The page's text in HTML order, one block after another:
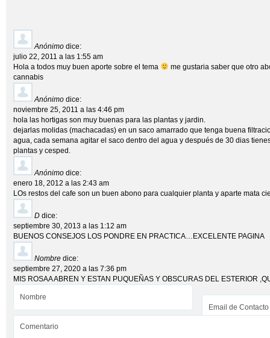
Anónimo dice:
julio 22, 2011 a las 1:55 am
Hola a todos muy buen aporte sobre el tema
me gustaria saber que otro
cannabis
Anónimo dice:
noviembre 25, 2011 a las 4:46 pm
hola las hortigas son muy buenas para las plantas y jardin.
dejarlas molidas (machacadas) en un saco amarrado que tenga buena
agua, cada semana agitar el saco dentro del agua y después de 30 dias
plantas y cesped.
Anónimo dice:
enero 18, 2012 a las 2:43 am
LOs restos del cafe son un buen abono para cualquier planta y aparte mata
D dice:
septiembre 30, 2013 a las 1:12 am
BUENOS CONSEJOS LOS PONDRE EN PRACTICA…EXCELENTE PAGINA
Nombre dice:
septiembre 27, 2020 a las 7:36 pm
MIS ROSAA ABREN Y ESTAN PUQUEÑAS Y OBSCURAS DEL ESTERIOR